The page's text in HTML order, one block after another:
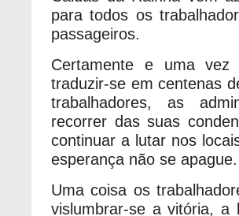
para todos os
passageiros.
Certamente e uma
traduzir-se em centenas
trabalhadores, as
recorrer das suas
continuar a lutar nos
esperança não se apague.
Uma coisa os
vislumbrar-se a vitória,